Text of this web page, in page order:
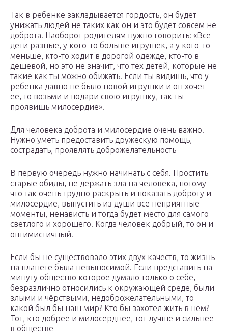
Так в ребенке закладывается гордость, он будет
унижать людей не таких как он и это будет совсем не
доброта. Наоборот родителям нужно говорить: «Все
дети разные, у кого-то больше игрушек, а у кого-то
меньше, кто-то ходит в дорогой одежде, кто-то в
дешевой, но это не значит, что тех детей, которые не
такие как ты можно обижать. Если ты видишь, что у
ребенка давно не было новой игрушки и он хочет
ее, то возьми и подари свою игрушку, так ты
проявишь милосердие».
Для человека доброта и милосердие очень важно.
Нужно уметь предоставить дружескую помощь,
сострадать, проявлять доброжелательность
В первую очередь нужно начинать с себя. Простить
старые обиды, не держать зла на человека, потому
что так очень трудно раскрыть и показать доброту и
милосердие, выпустить из души все неприятные
моменты, ненависть и тогда будет место для самого
светлого и хорошего. Когда человек добрый, то он и
оптимистичный.
Если бы не существовало этих двух качеств, то жизнь
на планете была невыносимой. Если представить на
минуту общество которое думало только о себе,
безразлично относились к окружающей среде, были
злыми и чёрствыми, недоброжелательными, то
какой был бы наш мир? Кто бы захотел жить в нем?
Тот, кто добрее и милосерднее, тот лучше и сильнее
в обществе